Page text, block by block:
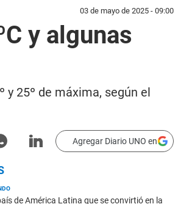
03 de mayo de 2025 - 09:00
y algunas
25º de máxima, según el
Agregar Diario UNO en
de América Latina que se convirtió en la